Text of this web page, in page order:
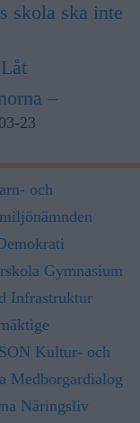
skola ska inte
Låt
–
23
och
Gymnasium
Infrastruktur
Kultur- och
Medborgardialog
Näringsliv